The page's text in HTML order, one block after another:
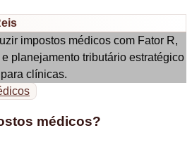
médicos?